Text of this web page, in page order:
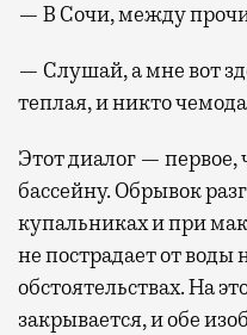
— В Сочи, между
— Слушай, а мне вот
теплая, и никто
Этот диалог — первое,
бассейну. Обрывок
купальниках и при
не пострадает от воды
обстоятельствах. На
закрывается, и обе